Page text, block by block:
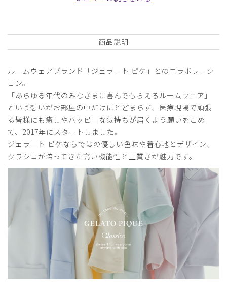
商品：633ジェラート ピケ&クラシコ 白衣:フォーライ
ンスリーブワンピース/ミント/L
役に立った 0
購入確認済み
50代 151-155cm 体重:
着ていて楽に動けます
最近のワンピースタイプは体にそったラインの物が多く年齢
的にも伸縮性があっても抵抗感があったのですが椅子に座っ
たり立ち上がってたりが多いクリニックでの仕事ですとこの
くらい余裕あるワンピースの方が断然動きやすいです。
中々ないので色違いで購入させて頂きました。素材も透ける
ことはなく上に羽織る物で季節調整できます。またコラボし
商品説明
ルームウェアブランド「ジェラート ピケ」とのコラボレーシ
ョン。
「あらゆる年代のみなさまに喜んでもらえるルームウェア」
という想いがお部屋の中だけにとどまらず、医療現場で頑張
る皆様にも癒しやハッピーな気持ちが届くよう願いをこめ
て、2017年にスタートしました。
ジェラート ピケならではの優しい色味や着心地とデザイン、
クラシコが培ってきた高い機能性と上質さが魅力です。